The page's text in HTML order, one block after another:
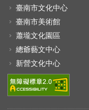
臺南市文化中心
臺南市美術館
蕭壠文化園區
總爺藝文中心
新營文化中心